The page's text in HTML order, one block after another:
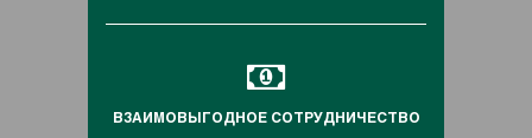
ВЗАИМОВЫГОДНОЕ СОТРУДНИЧЕСТВО